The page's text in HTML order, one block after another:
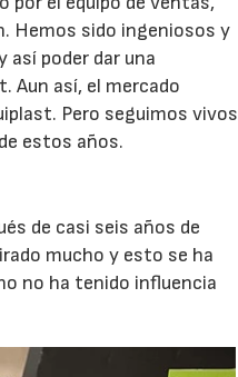
Hemos sido ingeniosos y
poder dar una
Aun así, el mercado
Pero seguimos vivos
estos años.
de casi seis años de
mucho y esto se ha
no ha tenido influencia